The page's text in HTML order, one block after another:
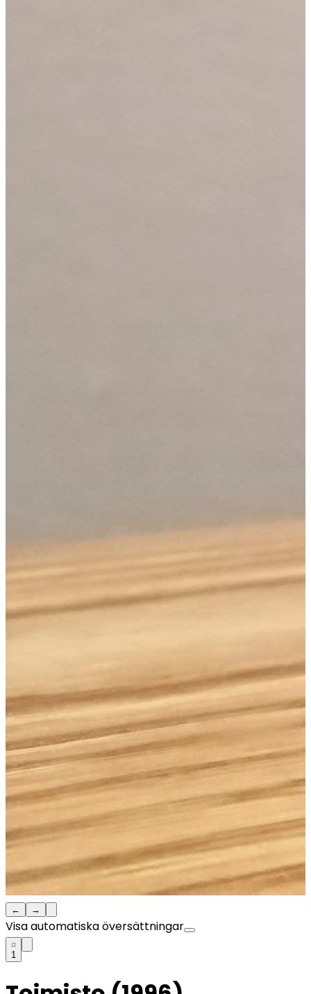
← →
Visa automatiska översättningar
1